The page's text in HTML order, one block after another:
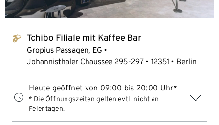
tchibo_logo Tchibo Filiale mit Kaffee Bar
Gropius Passagen, EG
Johannisthaler Chaussee 295-297
12351 Berlin
Heute geöffnet von 09:00 bis 20:00 Uhr*
* Die Öffnungszeiten gelten evtl. nicht an
Feiertagen.